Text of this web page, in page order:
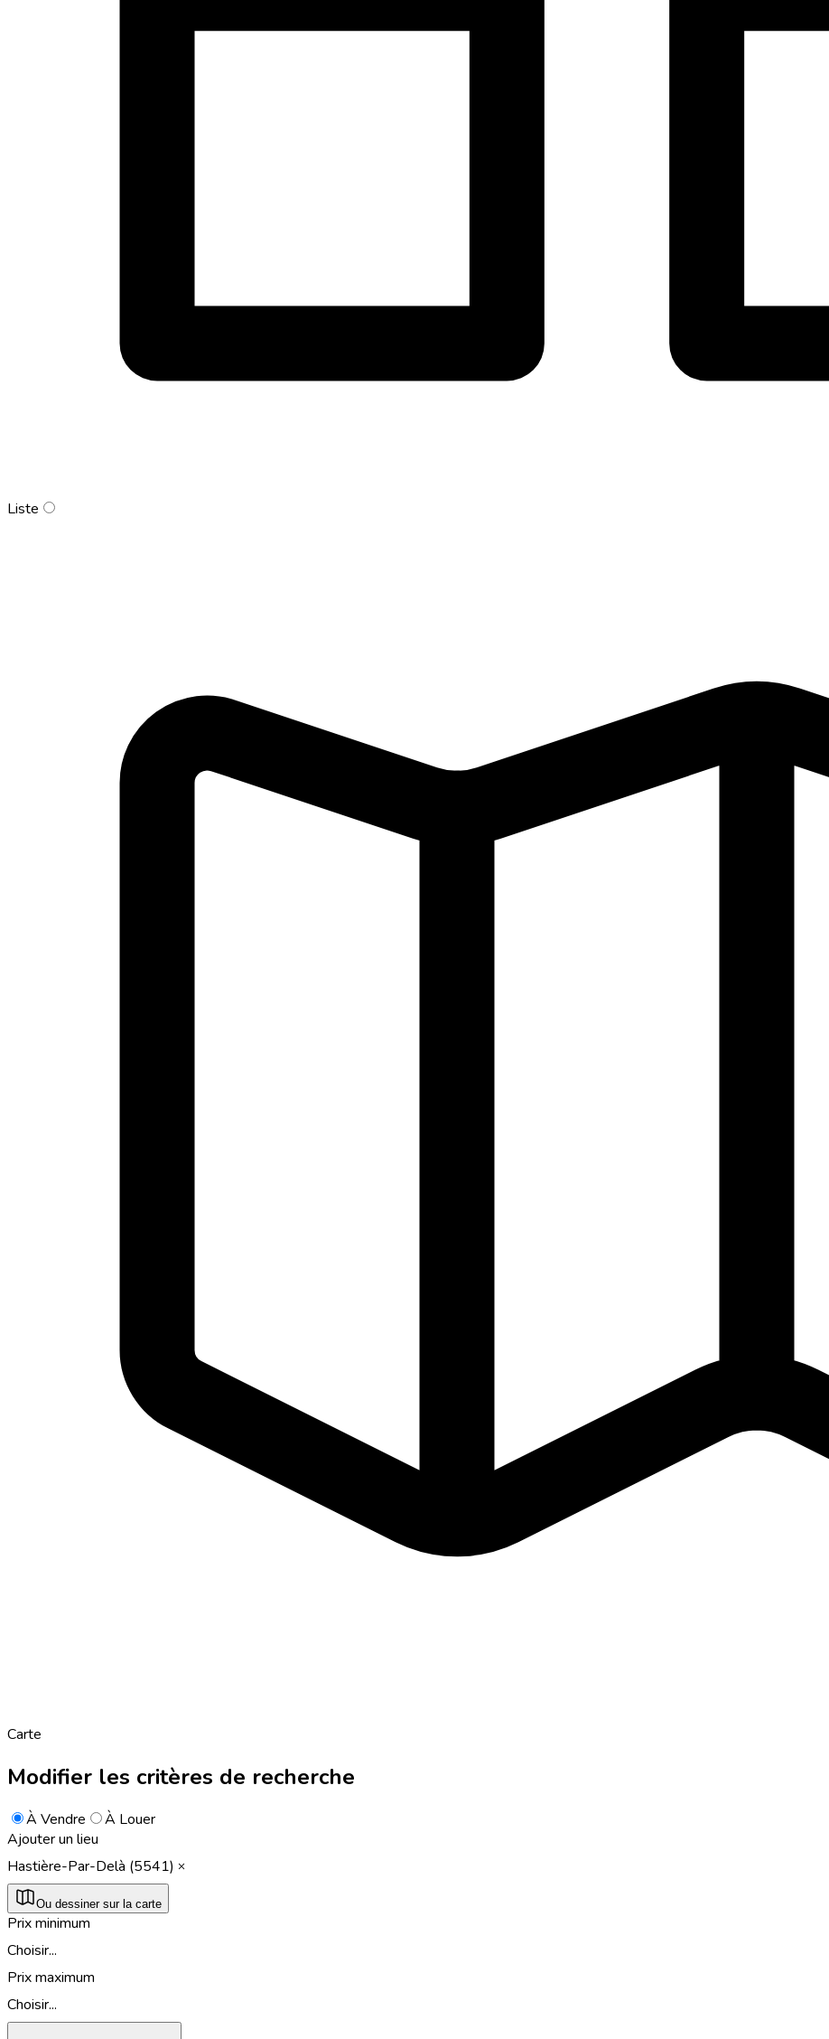
Liste
Carte
Modifier les critères de recherche
À Vendre
À Louer
Ajouter un lieu
Hastière-Par-Delà (5541)
Ou dessiner sur la carte
Prix minimum
Choisir...
Prix maximum
Choisir...